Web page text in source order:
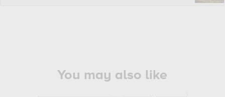
You may also like